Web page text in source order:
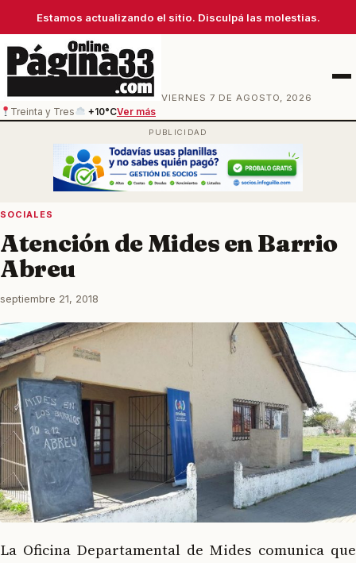
Estamos actualizando el sitio. Disculpá las molestias.
VIERNES 7 DE AGOSTO, 2026
Treinta y Tres
+10°CVer más
Menú
SOCIALES
Atención de Mides en Barrio
Abreu
septiembre 21, 2018
La Oficina Departamental de Mides comunica que